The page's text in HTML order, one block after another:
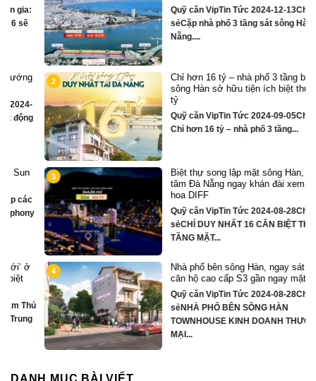
Quỹ căn VipTin Tức 2024-12-13Chia
sẻCặp nhà phố 3 tầng sát sông Hàn Đà
Nẵng....
2
Chỉ hơn 16 tỷ – nhà phố 3 tầng bên
sông Hàn sở hữu tiện ích biệt thự trăm
tỷ
Quỹ căn VipTin Tức 2024-09-05Chia sẻ
Chỉ hơn 16 tỷ – nhà phố 3 tầng...
3
Biệt thự song lập mặt sông Hàn, trung
tâm Đà Nẵng ngay khán đài xem pháo
hoa DIFF
Quỹ căn VipTin Tức 2024-08-28Chia
sẻCHỈ DUY NHẤT 16 CĂN BIỆT THỰ 3
TẦNG MẶT...
Nhà phố bên sông Hàn, ngay sát toà
căn hộ cao cấp S3 gần ngay mặt sông
Quỹ căn VipTin Tức 2024-08-28Chia
sẻNHÀ PHỐ BÊN SÔNG HÀN
TOWNHOUSE KINH DOANH THƯƠNG
MẠI...